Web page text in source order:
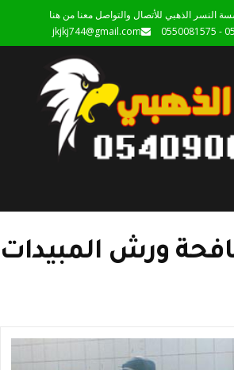
النسر الذهبي للأتصال والتواصل معنا من هنا
jkjkj744@gmail.com
ورش المبيدات